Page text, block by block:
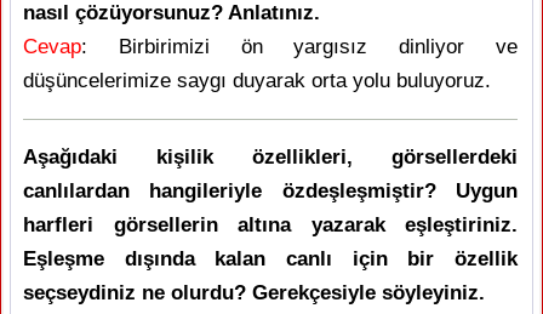
nasıl çözüyorsunuz? Anlatınız.
Cevap: Birbirimizi ön yargısız dinliyor ve
düşüncelerimize saygı duyarak orta yolu buluyoruz.
Aşağıdaki kişilik özellikleri, görsellerdeki
canlılardan hangileriyle özdeşleşmiştir? Uygun
harfleri görsellerin altına yazarak eşleştiriniz.
Eşleşme dışında kalan canlı için bir özellik
seçseydiniz ne olurdu? Gerekçesiyle söyleyiniz.